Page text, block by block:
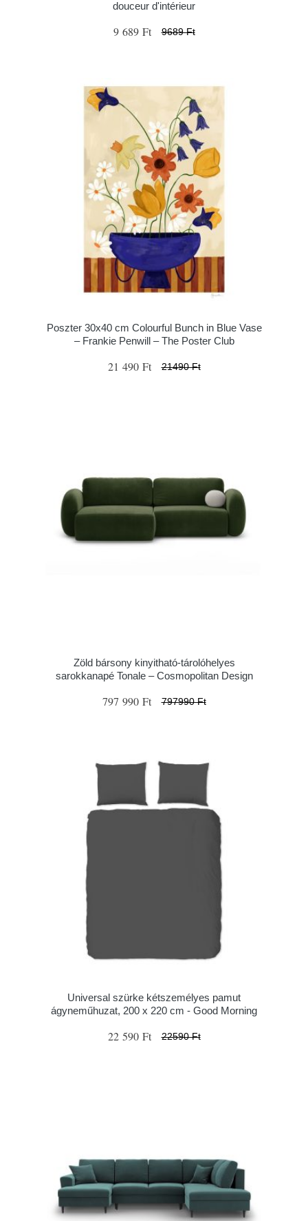
douceur d'intérieur
9 689 Ft 9689 Ft
Poszter 30x40 cm Colourful Bunch in Blue Vase
– Frankie Penwill – The Poster Club
21 490 Ft 21490 Ft
Zöld bársony kinyitható-tárolóhelyes
sarokkanapé Tonale – Cosmopolitan Design
797 990 Ft 797990 Ft
Universal szürke kétszemélyes pamut
ágyneműhuzat, 200 x 220 cm - Good Morning
22 590 Ft 22590 Ft